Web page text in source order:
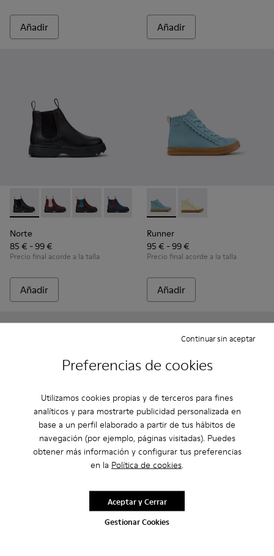
Preferencias de cookies
Utilizamos cookies propias y de terceros para fines
analíticos y para mostrarte publicidad personalizada en
base a un perfil elaborado a partir de tus hábitos de
navegación (por ejemplo, páginas visitadas). Puedes
obtener más información y configurar tus preferencias
en la Política de cookies.
Gestionar Cookies
Continuar sin aceptar
Aceptar y Cerrar
Añadir Añadir
Norte - K900149-001 - Botines de piel negros para niños.
Norte - K900149-026
Norte - K900149-025
Norte - K900149-024
Norte - K900149-023
Norte - K900149-022
Norte -
Norte
85 € - 99 €
Precio final acorde a la talla
Añadir
Runner - K900421-001 -
Runner - K900421-
Runner
95 € - 99 €
Precio final acorde a la talla
Añadir
Compas
Kiddo - K900189-028 -
Kiddo - K900189-026
Kiddo
85 € - 95 €
Precio final acorde a la talla